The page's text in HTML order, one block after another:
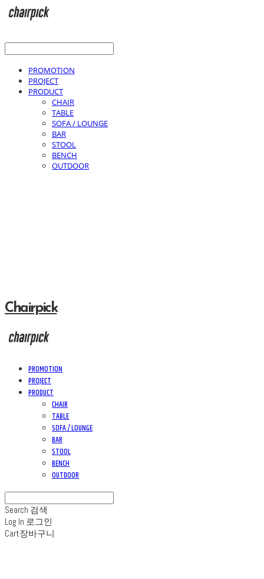
PROMOTION
PROJECT
PRODUCT
CHAIR
TABLE
SOFA / LOUNGE
BAR
STOOL
BENCH
OUTDOOR
Chairpick
PROMOTION
PROJECT
PRODUCT
CHAIR
TABLE
SOFA / LOUNGE
BAR
STOOL
BENCH
OUTDOOR
Search 검색
Log In 로그인
Cart장바구니